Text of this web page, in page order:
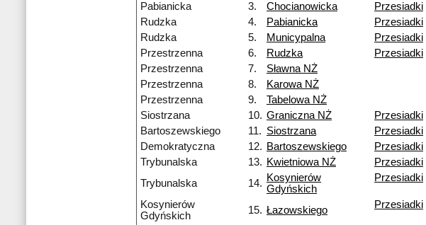
Pabianicka
3. Chocianowicka
Przesiadki
Rudzka
4. Pabianicka
Przesiadki
Rudzka
5. Municypalna
Przesiadki
Przestrzenna
6. Rudzka
Przesiadki
Przestrzenna
7.
Sławna NŻ
Przestrzenna
8.
Karowa NŻ
Przestrzenna
9.
Tabelowa NŻ
Siostrzana
10. Graniczna NŻ
Przesiadki
Bartoszewskiego
11. Siostrzana
Przesiadki
Demokratyczna
12. Bartoszewskiego
Przesiadki
Trybunalska
13. Kwietniowa NŻ
Przesiadki
Trybunalska
14. Kosynierów
Gdyńskich
Przesiadki
Kosynierów
Gdyńskich
15. Łazowskiego Przesiadki